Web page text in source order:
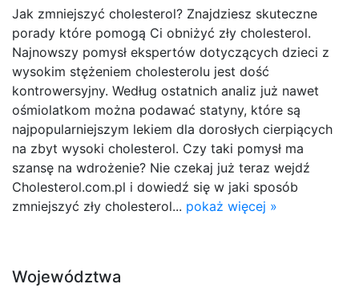
Jak zmniejszyć cholesterol? Znajdziesz skuteczne
porady które pomogą Ci obniżyć zły cholesterol.
Najnowszy pomysł ekspertów dotyczących dzieci z
wysokim stężeniem cholesterolu jest dość
kontrowersyjny. Według ostatnich analiz już nawet
ośmiolatkom można podawać statyny, które są
najpopularniejszym lekiem dla dorosłych cierpiących
na zbyt wysoki cholesterol. Czy taki pomysł ma
szansę na wdrożenie? Nie czekaj już teraz wejdź
Cholesterol.com.pl i dowiedź się w jaki sposób
zmniejszyć zły cholesterol... pokaż więcej »
Województwa